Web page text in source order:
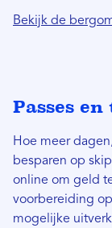
Bekijk de
Passes
Hoe meer
besparen op
online om geld
voorbereiding
mogelijke